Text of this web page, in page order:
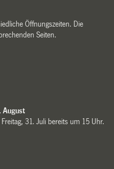
Öffnungszeiten. Die
Seiten.
August
31. Juli bereits um 15 Uhr.